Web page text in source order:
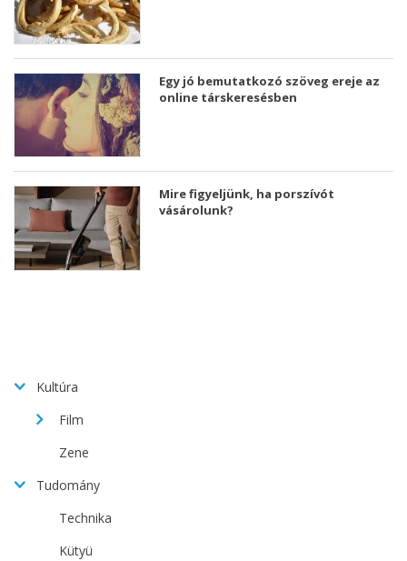
Egy jó bemutatkozó szöveg ereje az
online társkeresésben
Mire figyeljünk, ha porszívót
vásárolunk?
Kultúra
Film
Zene
Tudomány
Technika
Kütyü